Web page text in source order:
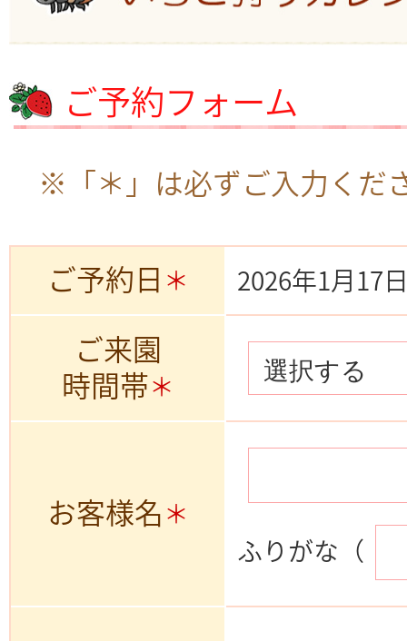
ご予約フォーム
※「＊」は必ずご入力くだ
ご予約日 ＊ 2026年1月17
ご来園
時間帯＊
お客様名 ＊
ふりがな（